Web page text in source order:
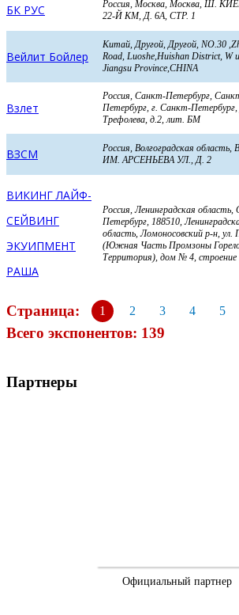
БК РУС
Россия, Москва, Москва, Ш.
22-Й КМ, Д. 6А, СТР. 1
Вейлит Бойлер
Китай, Другой, Другой, NO.30
Road, Luoshe,Huishan District, W
Jiangsu Province,CHINA
Взлет
Россия, Санкт-Петербург,
Петербург, г. Санкт-Петербург,
Трефолева, д.2, лит. БМ
ВЗСМ
Россия, Волгоградская область,
ИМ. АРСЕНЬЕВА УЛ., Д. 2
ВИКИНГ ЛАЙФ-
СЕЙВИНГ
ЭКУИПМЕНТ
РАША
Россия, Ленинградская
Петербург, 188510,
область, Ломоносовский р-н, ул.
(Южная Часть Промзоны
Территория), дом № 4, строение
Страница: 1 2 3 4 5
Всего экспонентов: 139
Партнеры
Официальный партнер